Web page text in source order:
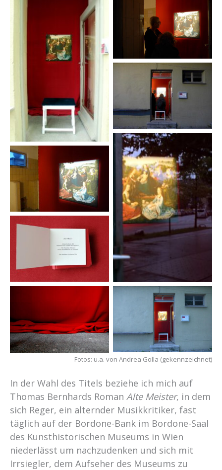
Foto: Andrea Golla
Foto: Andrea Golla
Foto: Andrea Golla
Fotos: u.a. von Andrea Golla (gekennzeichnet)
In der Wahl des Titels beziehe ich mich auf
Thomas Bernhards Roman Alte Meister, in dem
sich Reger, ein alternder Musikkritiker, fast
täglich auf der Bordone-Bank im Bordone-Saal
des Kunsthistorischen Museums in Wien
niederlässt um nachzudenken und sich mit
Irrsiegler, dem Aufseher des Museums zu